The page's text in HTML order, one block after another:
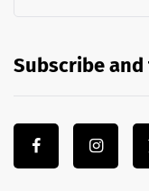
Subscribe